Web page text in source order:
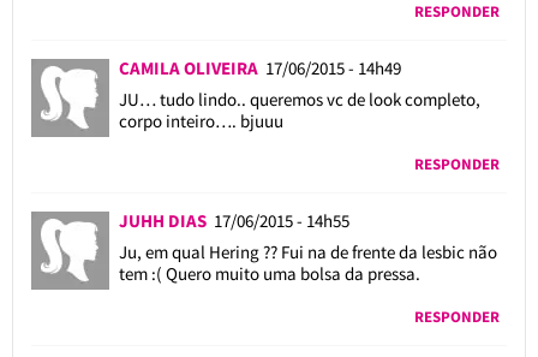
RESPONDER
CAMILA OLIVEIRA 17/06/2015 - 14h49
JU… tudo lindo.. queremos vc de look completo,
corpo inteiro…. bjuuu
RESPONDER
JUHH DIAS 17/06/2015 - 14h55
Ju, em qual Hering ?? Fui na de frente da lesbic não
tem :( Quero muito uma bolsa da pressa.
RESPONDER